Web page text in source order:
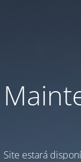
Site estará